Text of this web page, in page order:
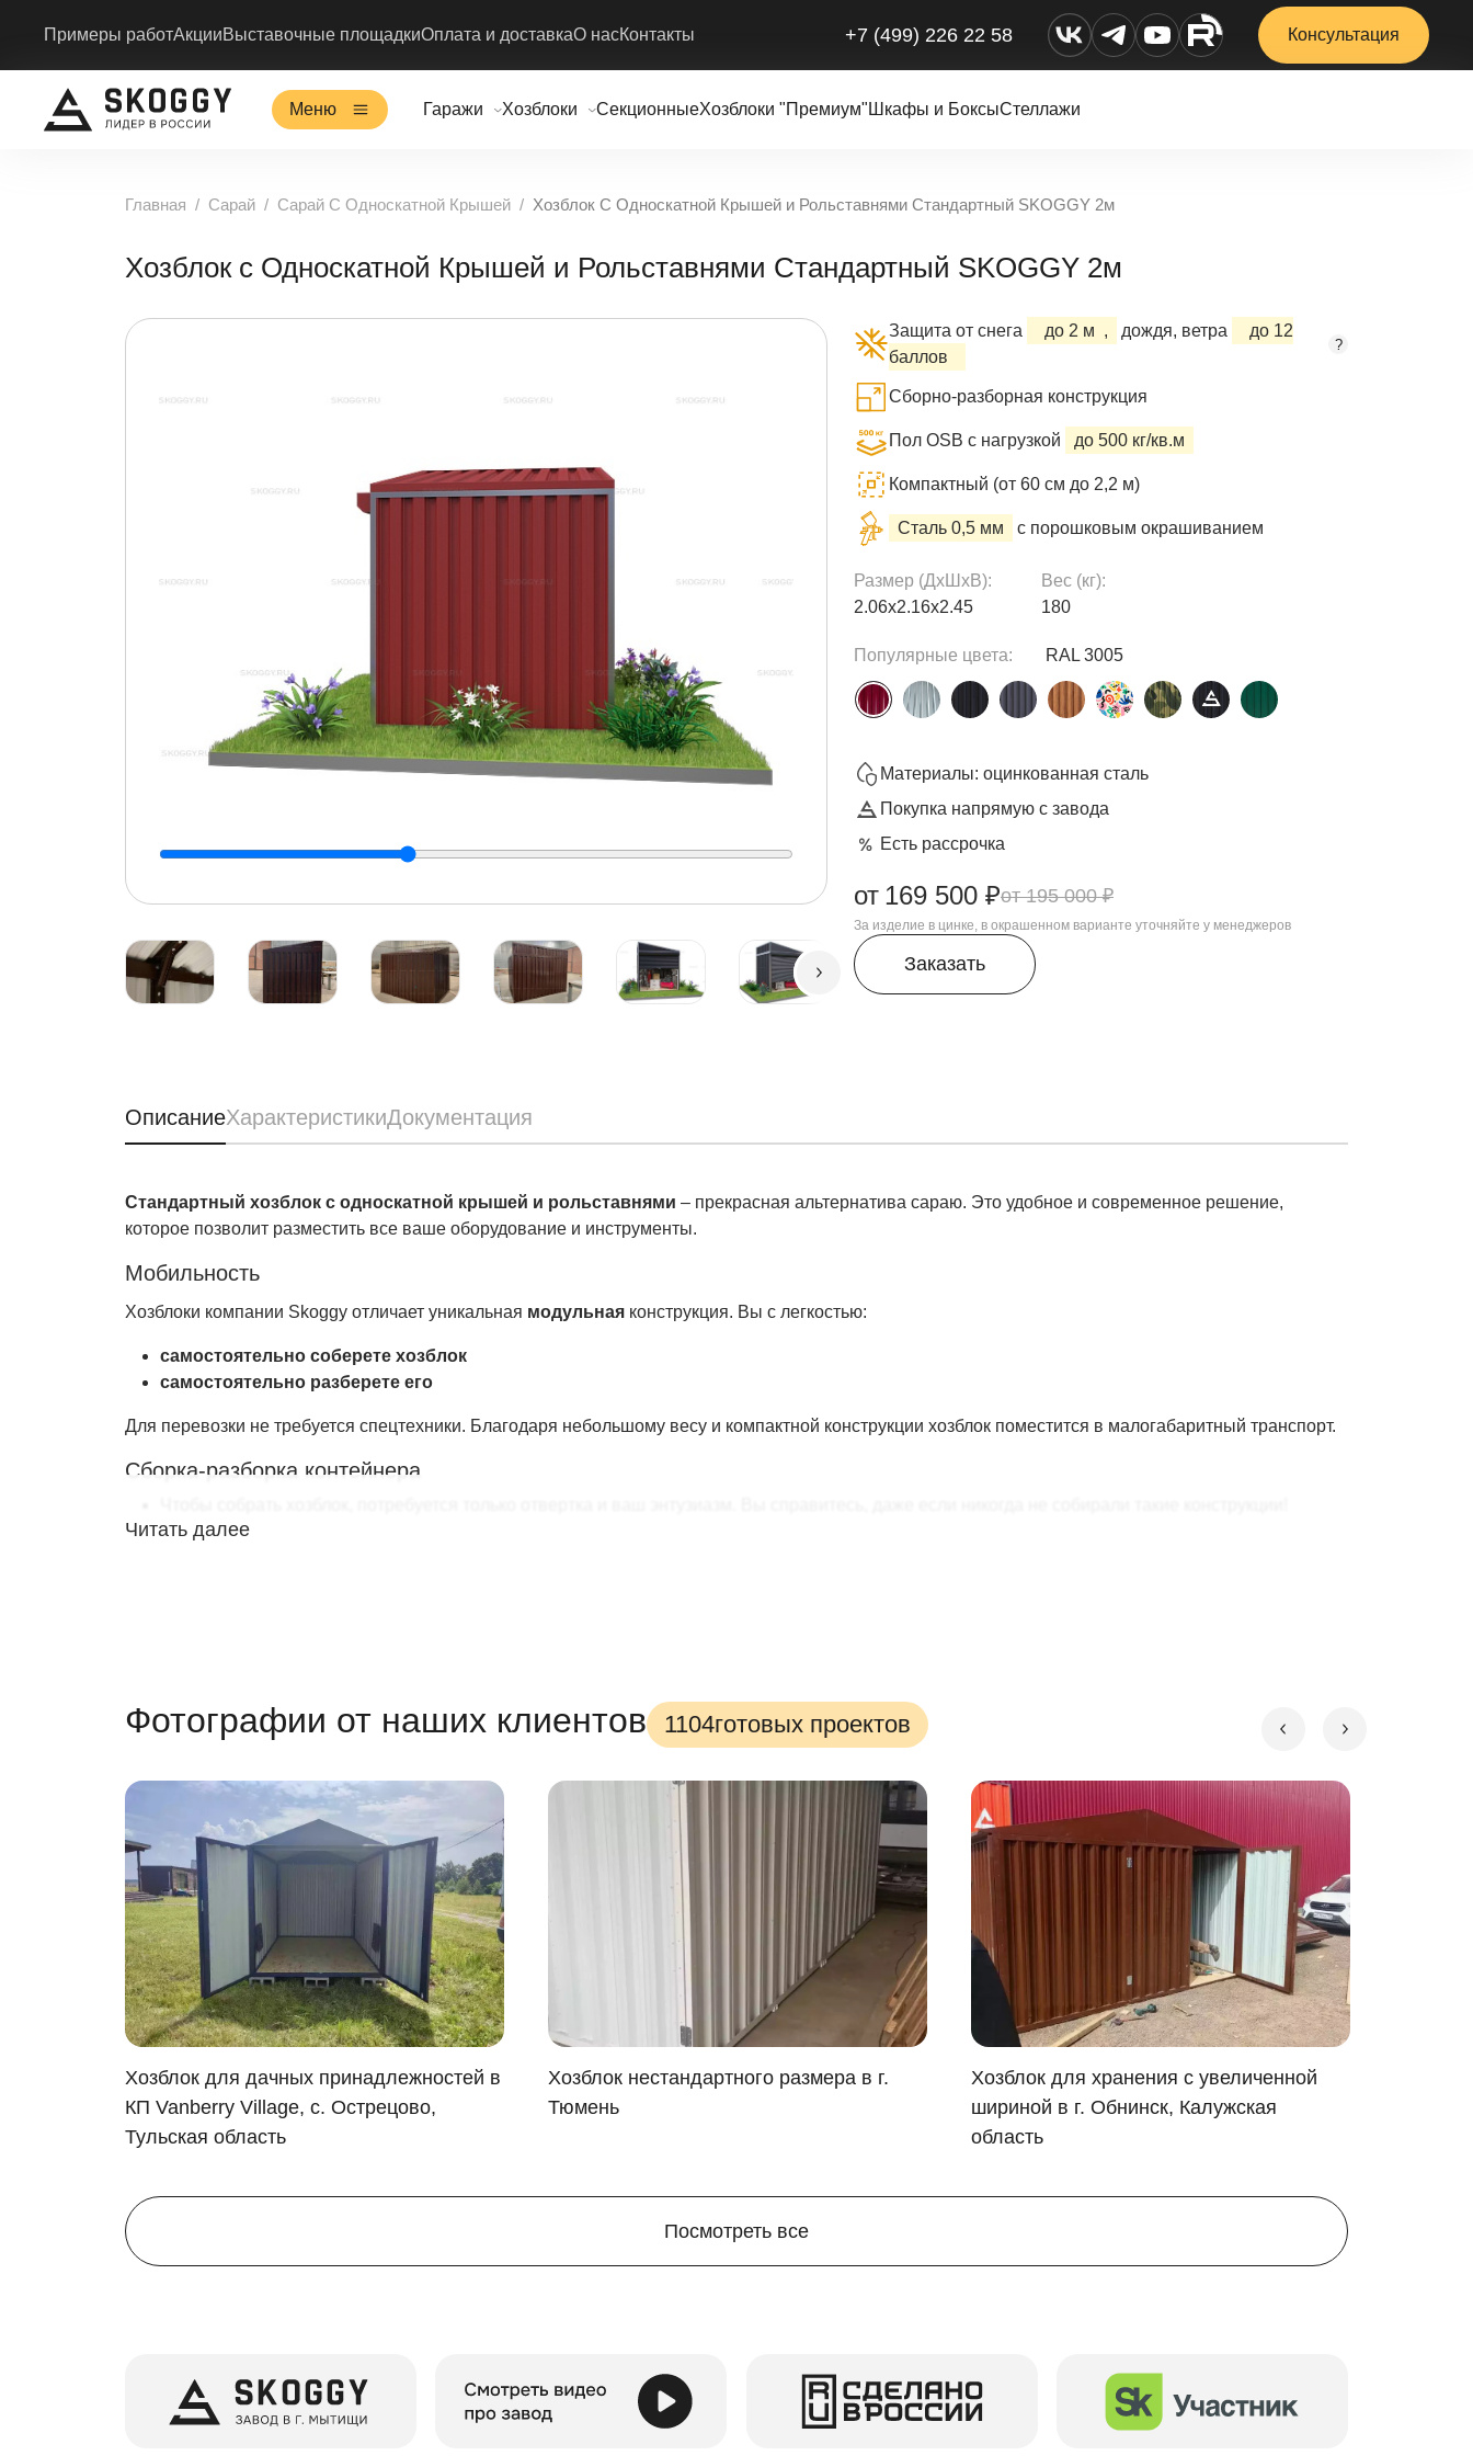
Примеры работАкцииВыставочные площадкиОплата и доставкаО насКонтакты +7 (499) 226 22 58 Консультация
Меню Гаражи Хозблоки СекционныеХозблоки "Премиум" Шкафы и БоксыСтеллажи
Главная Сарай Сарай С Односкатной Крышей Хозблок С Односкатной Крышей и Рольставнями Стандартный SKOGGY 2м
Хозблок с Односкатной Крышей и Рольставнями Стандартный SKOGGY 2м
Защита от снега до 2 м , дождя, ветра
до 12
баллов
?
Сборно-разборная конструкция
Пол OSB с нагрузкой до 500 кг/кв.м
Компактный (от 60 см до 2,2 м)
Сталь 0,5 мм с порошковым окрашиванием
Размер (ДxШxВ):
2.06х2.16х2.45
Вес (кг):
180
Популярные цвета: RAL 3005
Материалы: оцинкованная сталь
Покупка напрямую с завода
Есть рассрочка
195 000 ₽
от 169 500 ₽
За изделие в цинке, в окрашенном варианте уточняйте у менеджеров
Заказать
ОписаниеХарактеристикиДокументация
Стандартный хозблок с односкатной крышей и рольставнями – прекрасная альтернатива сараю. Это удобное и современное решение,
которое позволит разместить все ваше оборудование и инструменты.
Мобильность
Хозблоки компании Skoggy отличает уникальная модульная конструкция. Вы с легкостью:
самостоятельно соберете хозблок
самостоятельно разберете его
Для перевозки не требуется спецтехники. Благодаря небольшому весу и компактной конструкции хозблок поместится в малогабаритный транспорт.
Сборка-разборка контейнера
Хозблок будет готов уже
При необходимости продайте хозблок на вторичном рынке. Однако ему всегда найдется достойное применение на участке.
хозблок можно установить в любом месте:
на строительном объекте
на дачном участке
на производстве
на складе и т.д.
Разместите внутри самые разные предметы:
спортивный инвентарь
дрова
инструменты и технику
строительные материалы
мототехнику
детские игрушки и многое другое
Мы поможем выбрать идеальное оформление хозблока, чтобы он был максимально эстетичным. Возможны следующие варианты:
одна из расцветок RAL
стеллажами и полками
ящиками для инструментов
Читать далее
Фотографии от наших клиентов 1104готовых проектов
Хозблок для дачных принадлежностей в
КП Vanberry Village, с. Острецово,
Тульская область
Хозблок нестандартного размера в г.
Тюмень
Хозблок для хранения с увеличенной
шириной в г. Обнинск, Калужская
область
Посмотреть все